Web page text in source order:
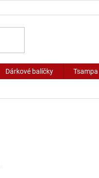
Dárkové balíčky Tsampa